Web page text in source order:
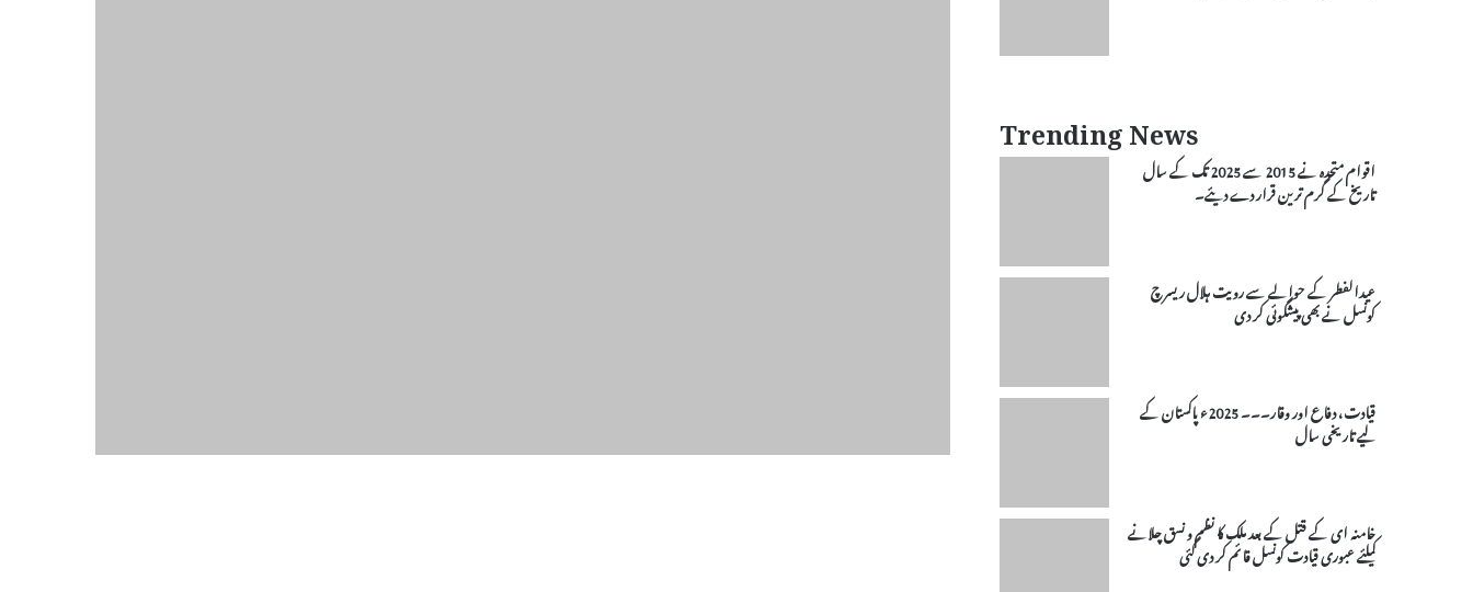
Trending News
اقوام متحدہ نے 2015 سے 2025 تک کے سال
تاریخ کے گرم ترین قرار دے دیئے۔
عیدالفطر کے حوالے سے رویت ہلال ریسرچ
کونسل نے بھی پیشگوئی کر دی
قیادت، دفاع اور وقار۔۔۔ 2025ء پاکستان کے
لیے تاریخی سال
خامنہ ای کے قتل کے بعد ملک کا نظم و نسق چلانے
کیلئے عبوری قیادت کونسل قائم کر دی گئی